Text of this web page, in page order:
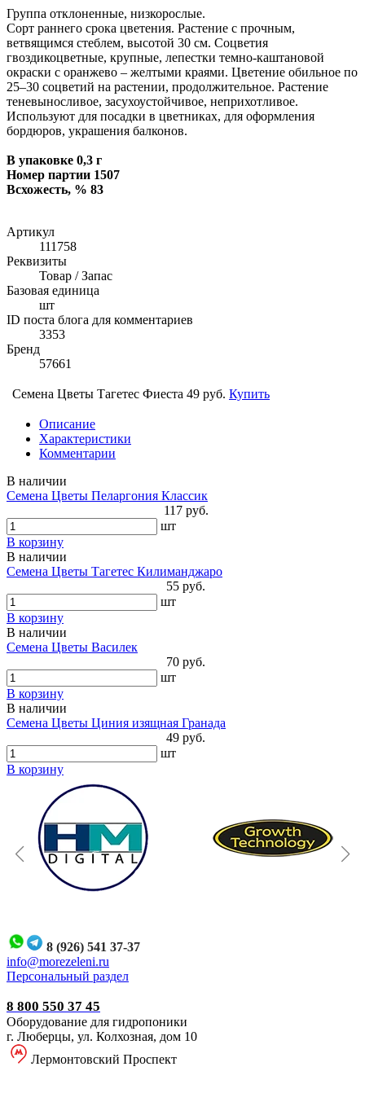
Группа отклоненные, низкорослые.
Сорт раннего срока цветения. Растение с прочным,
ветвящимся стеблем, высотой 30 см. Соцветия
гвоздикоцветные, крупные, лепестки темно-каштановой
окраски с оранжево – желтыми краями. Цветение обильное по
25–30 соцветий на растении, продолжительное. Растение
теневыносливое, засухоустойчивое, неприхотливое.
Используют для посадки в цветниках, для оформления
бордюров, украшения балконов.
В упаковке 0,3 г
Номер партии 1507
Всхожесть, % 83
Артикул
111758
Реквизиты
Товар / Запас
Базовая единица
шт
ID поста блога для комментариев
3353
Бренд
57661
Семена Цветы Тагетес Фиеста 49 руб. Купить
Описание
Характеристики
Комментарии
В наличии
Семена Цветы Пеларгония Классик
117 руб.
шт
В корзину
В наличии
Семена Цветы Тагетес Килиманджаро
55 руб.
шт
В корзину
В наличии
Семена Цветы Василек
70 руб.
шт
В корзину
В наличии
Семена Цветы Циния изящная Гранада
49 руб.
шт
В корзину
8 (926) 541 37-37
info@morezeleni.ru
Персональный раздел
8 800 550 37 45
Оборудование для гидропоники
г. Люберцы, ул. Колхозная, дом 10
Лермонтовский Проспект